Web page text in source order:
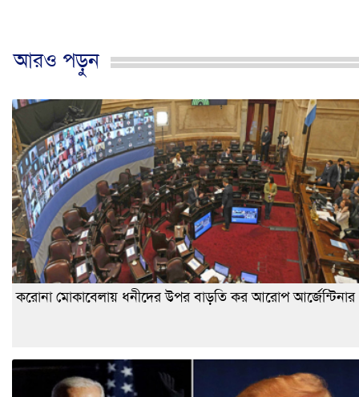
আরও পড়ুন
করোনা মোকাবেলায় ধনীদের উপর বাড়তি কর আরোপ আর্জেন্টিনার